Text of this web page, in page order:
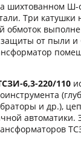
шихтованном Ш-
Три
обмоток
от пыли и
6,3-220/110
и др.),
автоматики.